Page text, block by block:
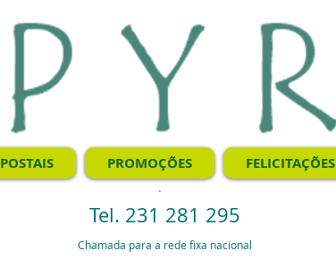
POSTAIS PROMOÇÕES FELICITAÇÕES
.
Tel. 231 281 295
Chamada para a rede fixa nacional